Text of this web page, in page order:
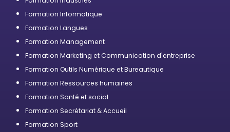
Formation Informatique
Formation Langues
Formation Management
Formation Marketing et Communication d'entreprise
Formation Outils Numérique et Bureautique
Formation Ressources humaines
Formation Santé et social
Formation Secrétariat & Accueil
Formation Sport